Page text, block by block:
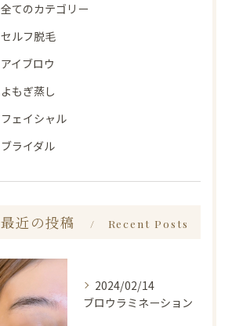
全てのカテゴリー
セルフ脱毛
アイブロウ
よもぎ蒸し
フェイシャル
ブライダル
最近の投稿 Recent Posts
2024/02/14
ブロウラミネーション